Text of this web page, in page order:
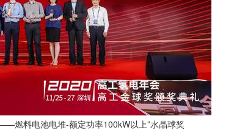
燃料电池电堆-额定功率100kW以上”水晶球奖